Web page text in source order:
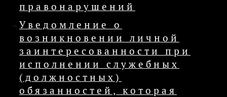
правонарушений
Уведомление о
возникновении личной
заинтересованности при
исполнении служебных
(должностных)
обязанностей, которая